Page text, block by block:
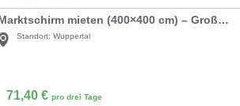
Marktschirm mieten (400×400 cm) – Großer Sonnenschirm in Weiß inkl. 40kg Ständer
Standort: Wuppertal
71,40 € pro drei Tage